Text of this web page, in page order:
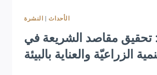
الأحداث| النشرة
تحقيق مقاصد الشريعة في
الزراعيّة والعناية بالبيئة